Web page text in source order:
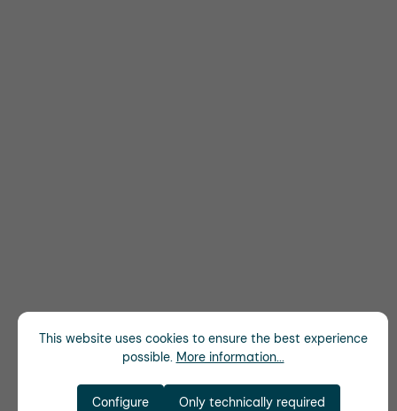
This website uses cookies to ensure the best experience
possible. More information...
Only technically required
Configure